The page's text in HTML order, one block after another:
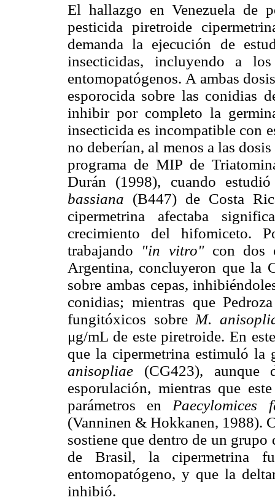
El hallazgo en Venezuela de
pesticida piretroide
demanda la ejecución de
insecticidas, incluyendo a
entomopatógenos. A ambas
esporocida sobre las conidias
inhibir por completo la
insecticida es incompatible con
no deberían, al menos a las
programa de MIP de
Durán (1998), cuando
bassiana (B447) de Costa
cipermetrina afectaba
crecimiento del hifomiceto.
trabajando
"in vitro" con dos
Argentina, concluyeron que la
sobre ambas cepas,
conidias; mientras que
fungitóxicos sobre M.
μg/mL de este piretroide. En
que la cipermetrina estimuló la
anisopliae (CG423),
esporulación, mientras que
parámetros en Paecylomices
(Vanninen & Hokkanen, 1988).
sostiene que dentro de un
de Brasil, la cipermetrina
entomopatógeno, y que la
inhibió.